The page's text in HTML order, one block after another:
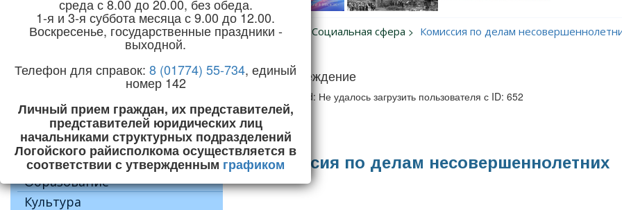
среда с 8.00 до 20.00, без обеда.
1-я и 3-я суббота месяца с 9.00 до 12.00.
Воскресенье, государственные праздники -
выходной.
Телефон для справок: 8 (01774) 55-734, единый
номер 142
Личный прием граждан, их представителей,
представителей юридических лиц
начальниками структурных подразделений
Логойского райисполкома осуществляется в
соответствии с утвержденным графиком
Главная
Руководство
Социальная сфера
Здравоохранение
Оздоровление и санаторно-
курортное лечение
Образование
Культура
Главная Социальная сфера Комиссия по делам
Предупреждение
JUser: :_load: Не удалось загрузить пользователя с ID: 652
Комиссия по делам несовершеннолетних